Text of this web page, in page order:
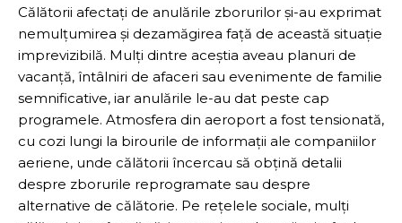
Călătorii afectați de anulările zborurilor și-au exprimat
nemulțumirea și dezamăgirea față de această situație
imprevizibilă. Mulți dintre aceștia aveau planuri de
vacanță, întâlniri de afaceri sau evenimente de familie
semnificative, iar anulările le-au dat peste cap
programele. Atmosfera din aeroport a fost tensionată,
cu cozi lungi la birourile de informații ale companiilor
aeriene, unde călătorii încercau să obțină detalii
despre zborurile reprogramate sau despre
alternative de călătorie. Pe rețelele sociale, mulți